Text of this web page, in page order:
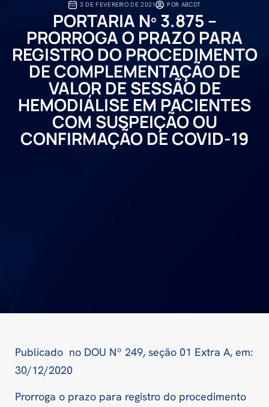
3 DE FEVEREIRO DE 2021 POR ABCDT
PORTARIA Nº 3.875 –
PRORROGA O PRAZO PARA
REGISTRO DO PROCEDIMENTO
DE COMPLEMENTAÇÃO DE
VALOR DE SESSÃO DE
HEMODIÁLISE EM PACIENTES
COM SUSPEIÇÃO OU
CONFIRMAÇÃO DE COVID-19
Publicado no DOU Nº 249, seção 01 Extra A, em:
30/12/2020
Prorroga o prazo para registro do procedimento